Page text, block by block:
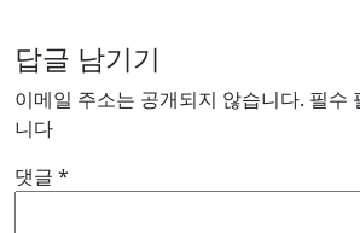
답글 남기기
이메일 주소는 공개되지 않습니다. 필수
니다
댓글 *